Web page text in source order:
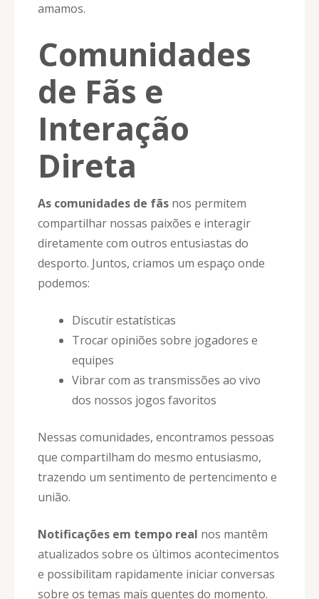
amamos.
Comunidades
de Fãs e
Interação
Direta
As comunidades de fãs nos permitem
compartilhar nossas paixões e interagir
diretamente com outros entusiastas do
desporto. Juntos, criamos um espaço onde
podemos:
Discutir estatísticas
Trocar opiniões sobre jogadores e
equipes
Vibrar com as transmissões ao vivo
dos nossos jogos favoritos
Nessas comunidades, encontramos pessoas
que compartilham do mesmo entusiasmo,
trazendo um sentimento de pertencimento e
união.
Notificações em tempo real nos mantêm
atualizados sobre os últimos acontecimentos
e possibilitam rapidamente iniciar conversas
sobre os temas mais quentes do momento.